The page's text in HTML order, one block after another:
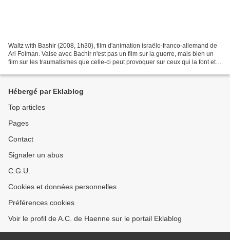
Waltz with Bashir (2008, 1h30), film d'animation israëlo-franco-allemand de
Ari Folman. Valse avec Bachir n'est pas un film sur la guerre, mais bien un
film sur les traumatismes que celle-ci peut provoquer sur ceux qui la font et
Hébergé par Eklablog
Top articles
Pages
Contact
Signaler un abus
C.G.U.
Cookies et données personnelles
Préférences cookies
Voir le profil de A.C. de Haenne sur le portail Eklablog